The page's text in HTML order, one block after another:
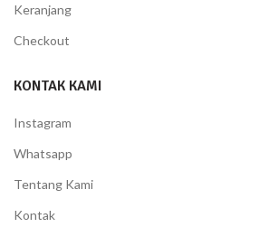
Keranjang
Checkout
KONTAK KAMI
Instagram
Whatsapp
Tentang Kami
Kontak